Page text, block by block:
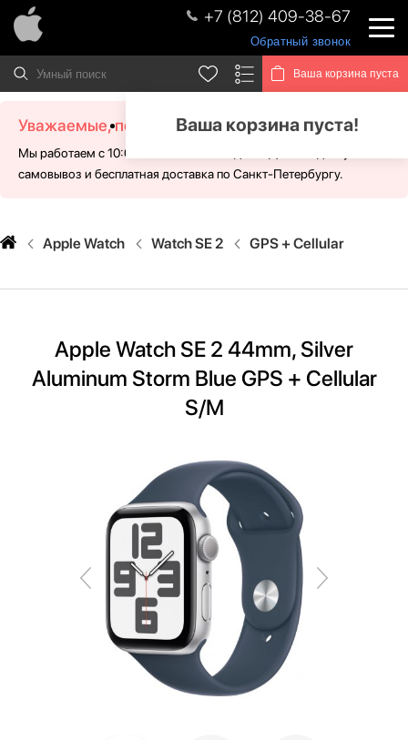
+7 (812) 409-38-67
Обратный звонок
Ваша корзина пуста
Ваша корзина пуста!
Уважаемые, посетители!
Мы работаем с 10:00 - 21:00 без выходных. Для Вас доступен
самовывоз и бесплатная доставка по Санкт-Петербургу.
Apple Watch Watch SE 2 GPS + Cellular
Apple Watch SE 2 44mm, Silver
Aluminum Storm Blue GPS + Cellular
S/M